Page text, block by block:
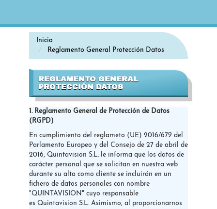
Inicio
Reglamento General Protección Datos
REGLAMENTO GENERAL
PROTECCIÓN DATOS
1. Reglamento General de Protección de Datos
(RGPD)
En cumplimiento del reglameto (UE) 2016/679 del
Parlamento Europeo y del Consejo de 27 de abril de
2016, Quintavision S.L. le informa que los datos de
carácter personal que se solicitan en nuestra web
durante su alta como cliente se incluirán en un
fichero de datos personales con nombre
"QUINTAVISION" cuyo responsable
es Quintavision S.L. Asimismo, al proporcionarnos